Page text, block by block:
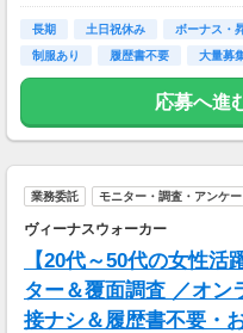
※構内の無料駐車場利用OK
長期 土日祝休み ボーナス・
制服あり
履歴書不要 大量募
応募へ進
業務委託 モニター・調査・アンケー
ヴィーナスウォーカー
【20代～50代の女性
ター＆覆面調査 ／オン
接ナシ＆履歴書不要・